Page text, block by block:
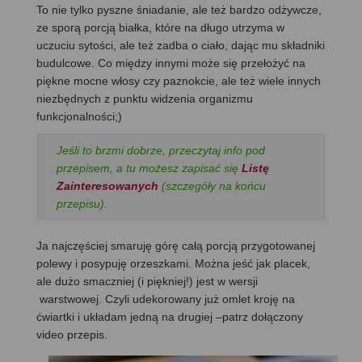
To nie tylko pyszne śniadanie, ale też bardzo odżywcze,
ze sporą porcją białka, które na długo utrzyma w
uczuciu sytości, ale też zadba o ciało, dając mu składniki
budulcowe. Co między innymi może się przełożyć na
piękne mocne włosy czy paznokcie, ale też wiele innych
niezbędnych z punktu widzenia organizmu
funkcjonalności;)
Jeśli to brzmi dobrze, przeczytaj info pod
przepisem, a tu możesz zapisać się Listę
Zainteresowanych (szczegóły na końcu
przepisu).
Ja najczęściej smaruję górę całą porcją przygotowanej
polewy i posypuję orzeszkami. Można jeść jak placek,
ale dużo smaczniej (i piękniej!) jest w wersji
warstwowej. Czyli udekorowany już omlet kroję na
ćwiartki i układam jedną na drugiej –patrz dołączony
video przepis.